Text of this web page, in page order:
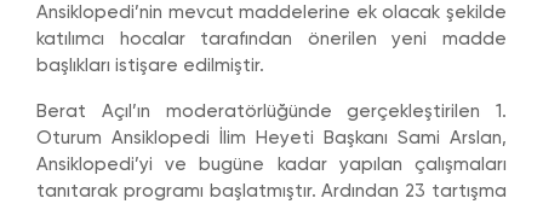
Ansiklopedi’nin mevcut maddelerine ek olacak şekilde
katılımcı hocalar tarafından önerilen yeni madde
başlıkları istişare edilmiştir.
Berat Açıl’ın moderatörlüğünde gerçekleştirilen 1.
Oturum Ansiklopedi İlim Heyeti Başkanı Sami Arslan,
Ansiklopedi’yi ve bugüne kadar yapılan çalışmaları
tanıtarak programı başlatmıştır. Ardından 23 tartışma